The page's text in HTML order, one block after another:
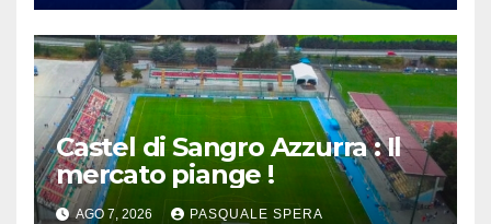
Castel di Sangro Azzurra : Il
mercato piange !
AGO 7, 2026 PASQUALE SPERA